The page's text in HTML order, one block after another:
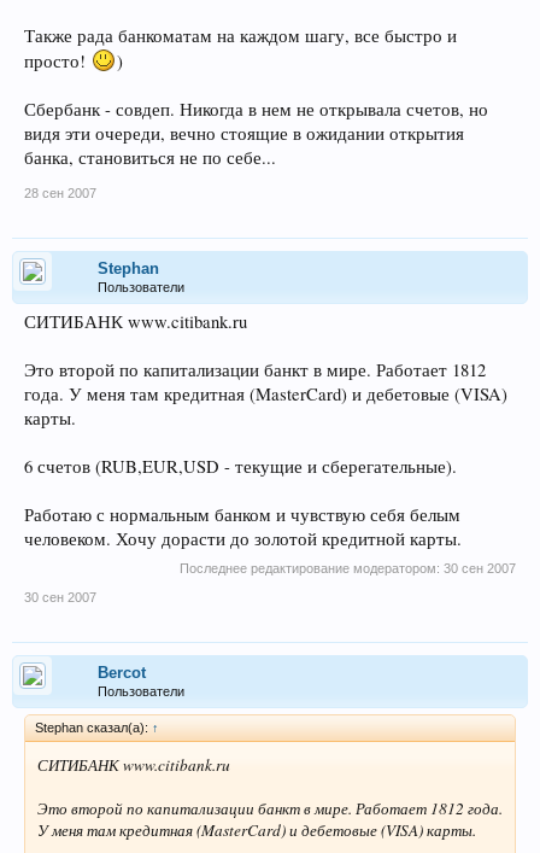
Также рада банкоматам на каждом шагу, все быстро и
просто!
)
Сбербанк - совдеп. Никогда в нем не открывала счетов, но
видя эти очереди, вечно стоящие в ожидании открытия
банка, становиться не по себе...
28 сен 2007
Stephan
Пользователи
СИТИБАНК www.citibank.ru
Это второй по капитализации банкт в мире. Работает 1812
года. У меня там кредитная (MasterCard) и дебетовые (VISA)
карты.
6 счетов (RUB,EUR,USD - текущие и сберегательные).
Работаю с нормальным банком и чувствую себя белым
человеком. Хочу дорасти до золотой кредитной карты.
Последнее редактирование модератором: 30 сен 2007
30 сен 2007
Bercot
Пользователи
Stephan сказал(а): ↑
СИТИБАНК www.citibank.ru
Это второй по капитализации банкт в мире. Работает 1812 года.
У меня там кредитная (MasterCard) и дебетовые (VISA) карты.